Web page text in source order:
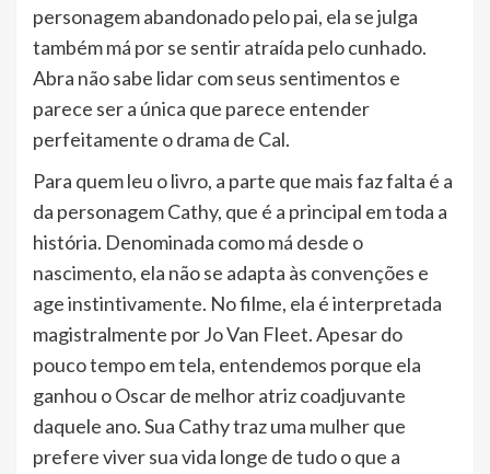
personagem abandonado pelo pai, ela se julga
também má por se sentir atraída pelo cunhado.
Abra não sabe lidar com seus sentimentos e
parece ser a única que parece entender
perfeitamente o drama de Cal.
Para quem leu o livro, a parte que mais faz falta é a
da personagem Cathy, que é a principal em toda a
história. Denominada como má desde o
nascimento, ela não se adapta às convenções e
age instintivamente. No filme, ela é interpretada
magistralmente por Jo Van Fleet. Apesar do
pouco tempo em tela, entendemos porque ela
ganhou o Oscar de melhor atriz coadjuvante
daquele ano. Sua Cathy traz uma mulher que
prefere viver sua vida longe de tudo o que a